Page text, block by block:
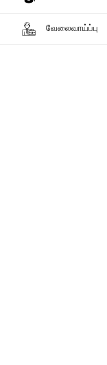
வேலைவாய்ப்பு